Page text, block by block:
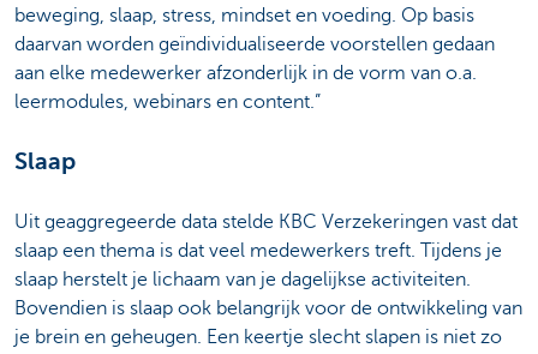
beweging, slaap, stress, mindset en voeding. Op basis
daarvan worden geïndividualiseerde voorstellen gedaan
aan elke medewerker afzonderlijk in de vorm van o.a.
leermodules, webinars en content.”
Slaap
Uit geaggregeerde data stelde KBC Verzekeringen vast dat
slaap een thema is dat veel medewerkers treft. Tijdens je
slaap herstelt je lichaam van je dagelijkse activiteiten.
Bovendien is slaap ook belangrijk voor de ontwikkeling van
je brein en geheugen. Een keertje slecht slapen is niet zo